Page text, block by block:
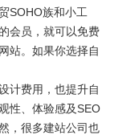
SOHO族和小工
会员，就可以免费
站。如果你选择自
费用，也提升自
性、体验感及SEO
，很多建站公司也